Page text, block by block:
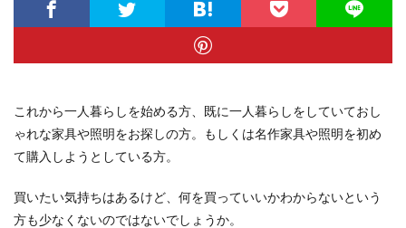
これから一人暮らしを始める方、既に一人暮らしをしていておし
ゃれな家具や照明をお探しの方。もしくは名作家具や照明を初め
て購入しようとしている方。
買いたい気持ちはあるけど、何を買っていいかわからないという
方も少なくないのではないでしょうか。